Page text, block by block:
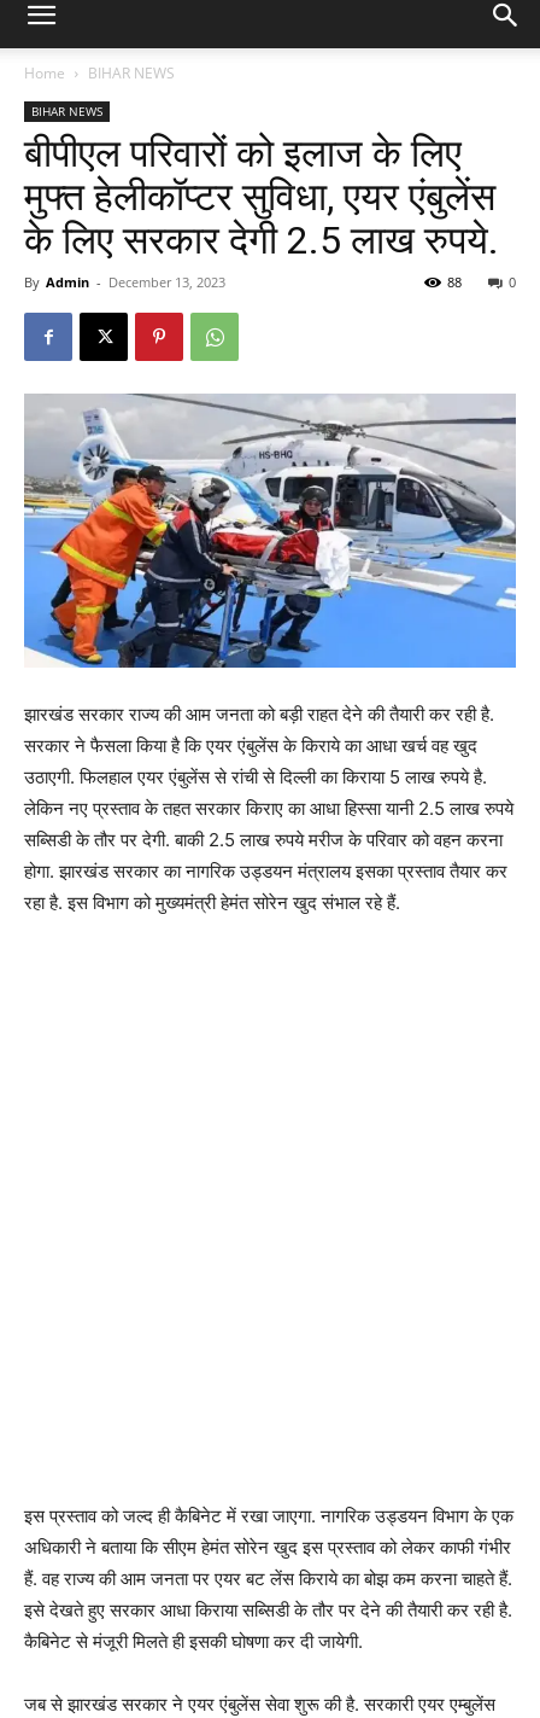
Home BIHAR NEWS
BIHAR NEWS
बीपीएल परिवारों को इलाज के लिए
मुफ्त हेलीकॉप्टर सुविधा, एयर एंबुलेंस
के लिए सरकार देगी 2.5 लाख रुपये.
By Admin - December 13, 2023 0
88
झारखंड सरकार राज्य की आम जनता को बड़ी राहत देने की तैयारी कर रही है.
सरकार ने फैसला किया है कि एयर एंबुलेंस के किराये का आधा खर्च वह खुद
उठाएगी. फिलहाल एयर एंबुलेंस से रांची से दिल्ली का किराया 5 लाख रुपये है.
लेकिन नए प्रस्ताव के तहत सरकार किराए का आधा हिस्सा यानी 2.5 लाख रुपये
सब्सिडी के तौर पर देगी. बाकी 2.5 लाख रुपये मरीज के परिवार को वहन करना
होगा. झारखंड सरकार का नागरिक उड्डयन मंत्रालय इसका प्रस्ताव तैयार कर
रहा है. इस विभाग को मुख्यमंत्री हेमंत सोरेन खुद संभाल रहे हैं.
इस प्रस्ताव को जल्द ही कैबिनेट में रखा जाएगा. नागरिक उड्डयन विभाग के एक
अधिकारी ने बताया कि सीएम हेमंत सोरेन खुद इस प्रस्ताव को लेकर काफी गंभीर
हैं. वह राज्य की आम जनता पर एयर बट लेंस किराये का बोझ कम करना चाहते हैं.
इसे देखते हुए सरकार आधा किराया सब्सिडी के तौर पर देने की तैयारी कर रही है.
कैबिनेट से मंजूरी मिलते ही इसकी घोषणा कर दी जायेगी.
जब से झारखंड सरकार ने एयर एंबुलेंस सेवा शुरू की है. सरकारी एयर एम्बुलेंस